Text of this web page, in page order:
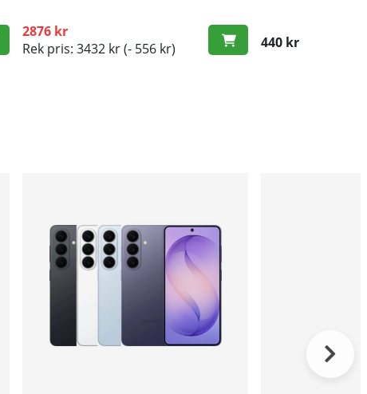
2876 kr
Rek pris: 3432 kr(- 556 kr) 440 kr